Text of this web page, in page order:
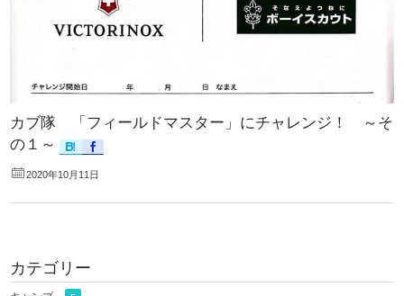
カブ隊 「フィールドマスター」にチャレンジ！ ～そ
の１～
2020年10月11日
カテゴリー